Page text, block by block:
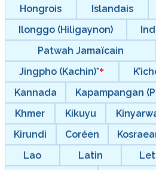
Hongrois
Islandais
Ilonggo (Hiligaynon)
Patwah Jamaïcain
Jingpho (Kachin)*
Kannada
Kapampangan
Khmer
Kikuyu
Kirundi
Coréen
Lao
Latin